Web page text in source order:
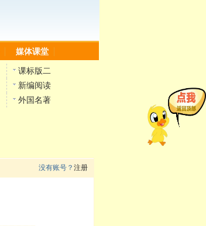
媒体课堂
课标版二
新编阅读
外国名著
没有账号？ 注册